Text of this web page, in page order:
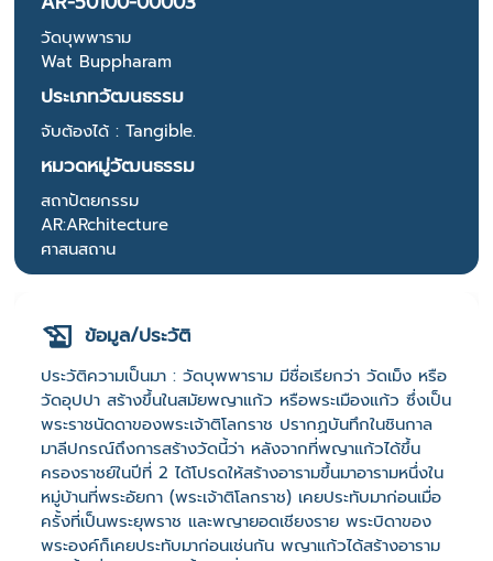
วัดบุพพาราม
Wat Buppharam
ประเภทวัฒนธรรม
จับต้องได้ : Tangible.
หมวดหมู่วัฒนธรรม
สถาปัตยกรรม
AR:ARchitecture
ศาสนสถาน
ข้อมูล/ประวัติ
ประวัติความเป็นมา : วัดบุพพาราม มีชื่อเรียกว่า วัดเม็ง หรือ
วัดอุปปา สร้างขึ้นในสมัยพญาแก้ว หรือพระเมืองแก้ว ซึ่งเป็น
พระราชนัดดาของพระเจ้าติโลกราช ปรากฏบันทึกในชินกาล
มาลีปกรณ์ถึงการสร้างวัดนี้ว่า หลังจากที่พญาแก้วได้ขึ้น
ครองราชย์ในปีที่ 2 ได้โปรดให้สร้างอารามขึ้นมาอารามหนึ่งใน
หมู่บ้านที่พระอัยกา (พระเจ้าติโลกราช) เคยประทับมาก่อนเมื่อ
ครั้งที่เป็นพระยุพราช และพญายอดเชียงราย พระบิดาของ
พระองค์ก็เคยประทับมาก่อนเช่นกัน พญาแก้วได้สร้างอาราม